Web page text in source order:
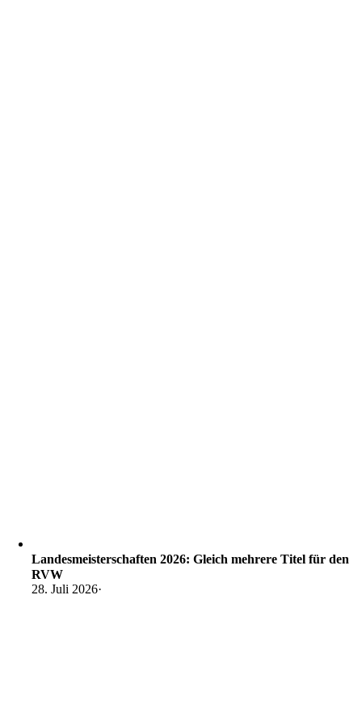
Landesmeisterschaften 2026: Gleich mehrere Titel für den
RVW
28. Juli 2026·